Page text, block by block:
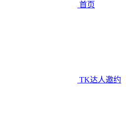
首页
TK达人邀约